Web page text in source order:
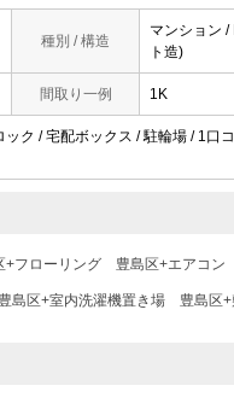
種別 / 構造
マンション
ト造)
間取り一例 1K
ク / 宅配ボックス / 駐輪場 / 1口
+フローリング 豊島区+エアコン
豊島区+室内洗濯機置き場 豊島区